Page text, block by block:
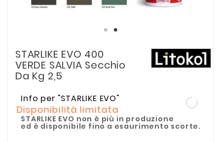
STARLIKE EVO 400
VERDE SALVIA Secchio
Da Kg 2,5
Disponibilità limitata
Info per "STARLIKE EVO"
STARLIKE EVO non è più in produzione
ed è disponibile fino a esaurimento scorte.